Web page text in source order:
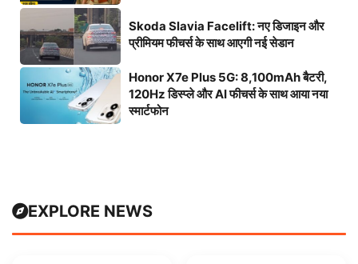
Skoda Slavia Facelift: नए डिजाइन और
प्रीमियम फीचर्स के साथ आएगी नई सेडान
Honor X7e Plus 5G: 8,100mAh बैटरी,
120Hz डिस्प्ले और AI फीचर्स के साथ आया नया
स्मार्टफोन
EXPLORE NEWS